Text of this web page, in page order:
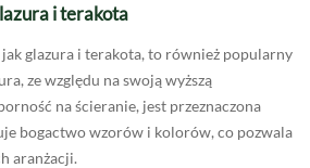
i terakota
glazura i terakota, to również popularny
ze względu na swoją wyższą
na ścieranie, jest przeznaczona
bogactwo wzorów i kolorów, co pozwala
aranżacji.